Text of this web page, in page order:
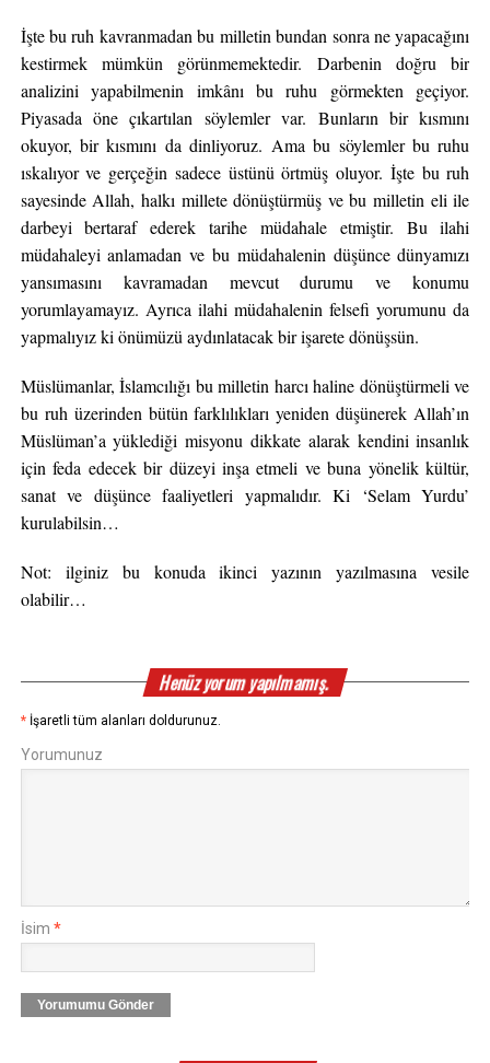
İşte bu ruh kavranmadan bu milletin bundan sonra ne yapacağını
kestirmek mümkün görünmemektedir. Darbenin doğru bir
analizini yapabilmenin imkânı bu ruhu görmekten geçiyor.
Piyasada öne çıkartılan söylemler var. Bunların bir kısmını
okuyor, bir kısmını da dinliyoruz. Ama bu söylemler bu ruhu
ıskalıyor ve gerçeğin sadece üstünü örtmüş oluyor. İşte bu ruh
sayesinde Allah, halkı millete dönüştürmüş ve bu milletin eli ile
darbeyi bertaraf ederek tarihe müdahale etmiştir. Bu ilahi
müdahaleyi anlamadan ve bu müdahalenin düşünce dünyamızı
yansımasını kavramadan mevcut durumu ve konumu
yorumlayamayız. Ayrıca ilahi müdahalenin felsefi yorumunu da
yapmalıyız ki önümüzü aydınlatacak bir işarete dönüşsün.
Müslümanlar, İslamcılığı bu milletin harcı haline dönüştürmeli ve
bu ruh üzerinden bütün farklılıkları yeniden düşünerek Allah’ın
Müslüman’a yüklediği misyonu dikkate alarak kendini insanlık
için feda edecek bir düzeyi inşa etmeli ve buna yönelik kültür,
sanat ve düşünce faaliyetleri yapmalıdır. Ki ‘Selam Yurdu’
kurulabilsin…
Not: ilginiz bu konuda ikinci yazının yazılmasına vesile
olabilir…
Henüz yorum yapılmamış.
* İşaretli tüm alanları doldurunuz.
Yorumunuz
İsim *
Yorumumu Gönder